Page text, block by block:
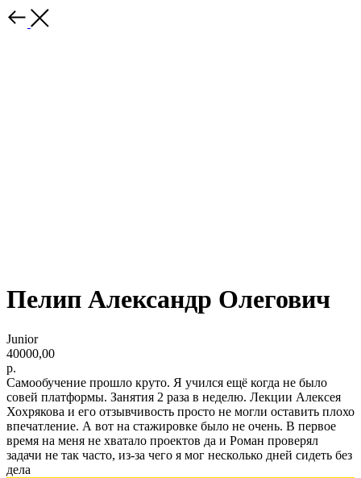
Пелип Александр Олегович
Junior
40000,00
р.
Самообучение прошло круто. Я учился ещё когда не было
совей платформы. Занятия 2 раза в неделю. Лекции Алексея
Хохрякова и его отзывчивость просто не могли оставить плохо
впечатление. А вот на стажировке было не очень. В первое
время на меня не хватало проектов да и Роман проверял
задачи не так часто, из-за чего я мог несколько дней сидеть без
дела